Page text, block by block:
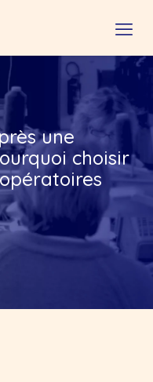
une
choisir